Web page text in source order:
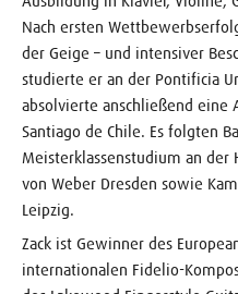
Nach ersten
der Geige – und intensiver
studierte er an der Pontificia
absolvierte anschließend eine
Santiago de Chile. Es folgten
Meisterklassenstudium an der
von Weber Dresden sowie
Leipzig.
Zack ist Gewinner des
internationalen Fidelio-